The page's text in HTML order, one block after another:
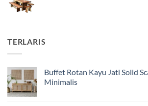
TERLARIS
Buffet Rotan Kayu Jati Solid
Minimalis